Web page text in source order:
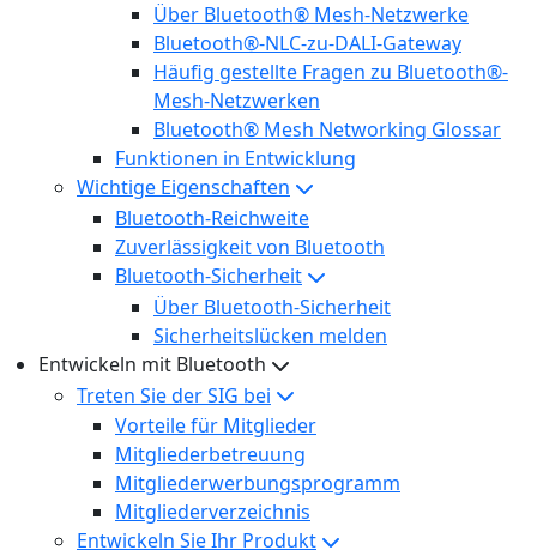
Über Bluetooth® Mesh-Netzwerke
Bluetooth®-NLC-zu-DALI-Gateway
Häufig gestellte Fragen zu Bluetooth®-
Mesh-Netzwerken
Bluetooth® Mesh Networking Glossar
Funktionen in Entwicklung
Wichtige Eigenschaften
Bluetooth-Reichweite
Zuverlässigkeit von Bluetooth
Bluetooth-Sicherheit
Über Bluetooth-Sicherheit
Sicherheitslücken melden
Entwickeln mit Bluetooth
Treten Sie der SIG bei
Vorteile für Mitglieder
Mitgliederbetreuung
Mitgliederwerbungsprogramm
Mitgliederverzeichnis
Entwickeln Sie Ihr Produkt